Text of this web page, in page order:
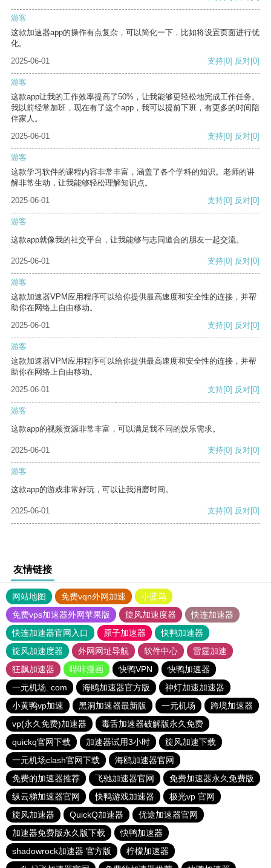
游客
这款加速器app的操作有点复杂，可以简化一下，比如将设置页面进行优
化。
2025-06-01
支持[0] 反对[0]
游客
这款app让我的工作效率提高了50%，让我能够更轻松地完成工作任务。
我以前经常加班，现在有了这个app，我可以提前下班，有更多的时间陪
伴家人。
2025-06-01
支持[0] 反对[0]
游客
这款学习软件的课程内容非常丰富，涵盖了各个学科的知识。老师的讲
解非常生动，让我能够轻松理解知识点。
2025-06-01
支持[0] 反对[0]
游客
这款app就像我的社交平台，让我能够与志同道合的朋友一起交流。
2025-06-01 支持[0] 反对[0]
游客
这款加速器VPM应用程序可以给你提供最高速度和安全性的连接，并帮
助你在网络上自由移动。
2025-06-01
支持[0] 反对[0]
游客
这款加速器VPM应用程序可以给你提供最高速度和安全性的连接，并帮
助你在网络上自由移动。
2025-06-01
支持[0] 反对[0]
游客
这款app的视频资源非常丰富，可以满足我不同的娱乐需求。
2025-06-01 支持[0] 反对[0]
游客
这款app的游戏非常好玩，可以让我消磨时间。
2025-06-01 支持[0] 反对[0]
友情链接
网站地图 免费vqn外网加速
小蓝鸟
免费vps加速器外网苹果版
旋风加速度器
快连加速器
快连加速器官网入口
原子加速器
快鸭加速器
旋风加速度器
外网网址导航 软件中心
雷霆加速
狂飙加速器
哔咔漫画 快鸭VPN
快鸭加速器
一元机场. com
海鸥加速器官方版
神灯加速加速器
小黄鸭vp加速
黑洞加速器最新版 一元机场
跨境加速器
vp(永久免费)加速器
毒舌加速器破解版永久免费
quickq官网下载
加速器试用3小时
旋风加速下载
一元机场clash官网下载
海鸥加速器官网
免费的加速器推荐
飞驰加速器官网
免费加速器永久免费版
纵云梯加速器官网
快鸭游戏加速器
极光vp 官网
旋风加速器
QuickQ加速器
优途加速器官网
加速器免费版永久版下载
快鸭加速器
shadowrock加速器 官方版
柠檬加速器